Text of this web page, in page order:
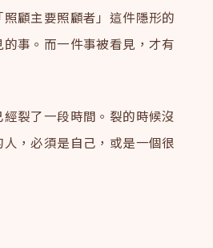
顧主要照顧者」這件隱形的
事。而一件事被看見，才有
裂了一段時間。裂的時候沒
，必須是自己，或是一個很